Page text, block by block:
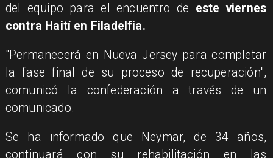
del equipo para el encuentro de este viernes
contra Haití en Filadelfia.
"Permanecerá en Nueva Jersey para completar
la fase final de su proceso de recuperación",
comunicó la confederación a través de un
comunicado.
Se ha informado que Neymar, de 34 años,
continuará con su rehabilitación en las